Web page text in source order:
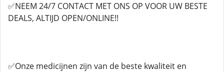
✅NEEM 24/7 CONTACT MET ONS OP VOOR UW BESTE
DEALS, ALTIJD OPEN/ONLINE!!
✅Onze medicijnen zijn van de beste kwaliteit en